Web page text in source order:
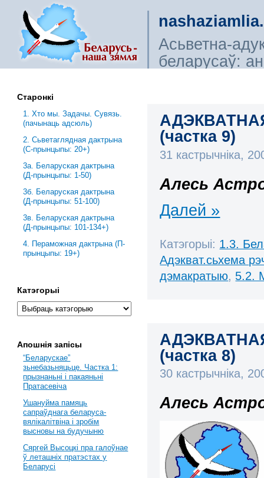
Асьветна-
беларусаў:
(частка 9)
31 кастрычніка,
Алесь
Далей »
Катэгорыі: 1.3.
Адэкват.сьхема
дэмакратыю, 5.2.
(частка 8)
30 кастрычніка,
Алесь
Старонкі
1. Хто мы. Задачы. Сувязь.
(пачынаць адсюль)
2. Сьветаглядная дактрына
(С-прынцыпы: 20+)
3a. Беларуская дактрына
(Д-прынцыпы: 1-50)
3б. Беларуская дактрына
(Д-прынцыпы: 51-100)
3в. Беларуская дактрына
(Д-прынцыпы: 101-134+)
4. Пераможная дактрына (П-
прынцыпы: 19+)
Катэгорыі
Апошнія запісы
“Беларускае”
зьнебазьняцьце. Частка 1:
прызнаньні і пакаяньні
Пратасевіча
Ушануйма памяць
сапраўднага беларуса-
вялікалітвіна і зробім
высновы на будучыню
Сяргей Высоцкі пра галоўнае
ў леташніх пратэстах у
Беларусі